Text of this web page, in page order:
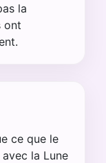
la
ont
ce que le
la Lune